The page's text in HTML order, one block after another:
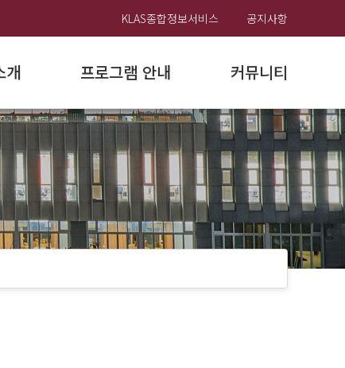
KLAS종합정보서비스 공지사항
개 프로그램 안내 커뮤니티